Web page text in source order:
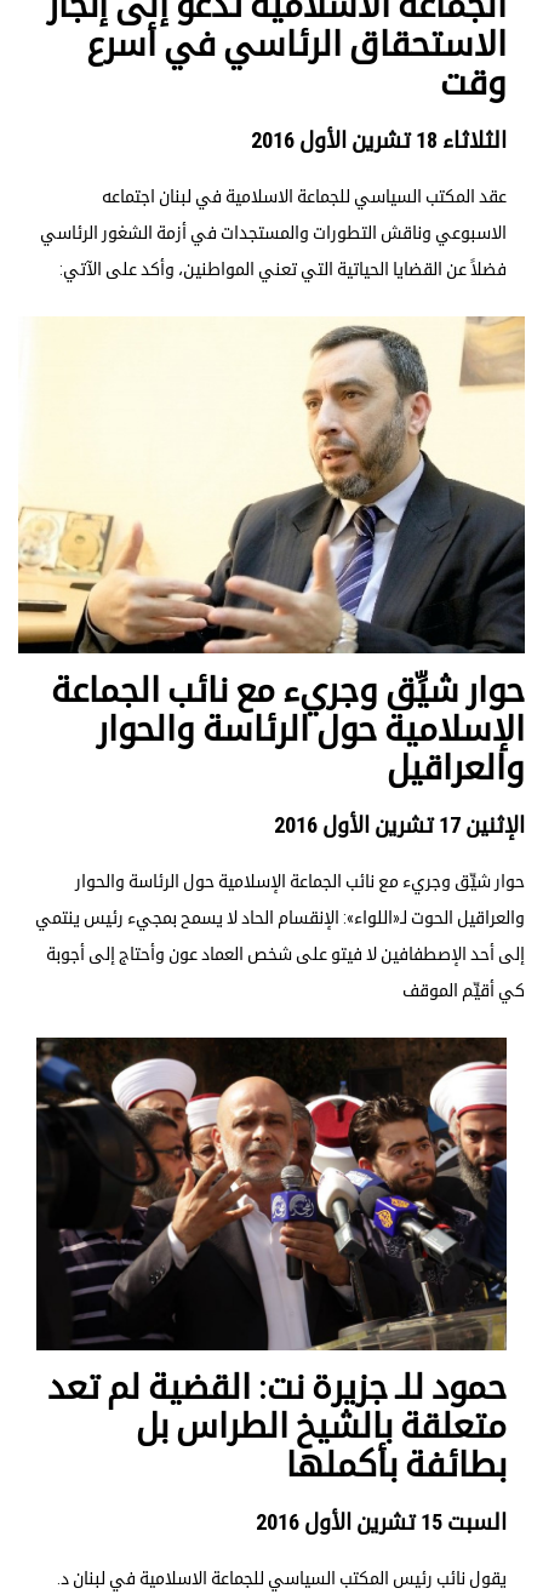
الاستحقاق الرئاسي في أسرع
وقت
الثلاثاء 18 تشرين الأول 2016
عقد المكتب السياسي للجماعة الاسلامية في لبنان اجتماعه
الاسبوعي وناقش التطورات والمستجدات في أزمة الشغور الرئاسي
فضلاً عن القضايا الحياتية التي تعني المواطنين، وأكد على الآتي:
حوار شيِّق وجريء مع نائب الجماعة
الإسلامية حول الرئاسة والحوار
والعراقيل
الإثنين 17 تشرين الأول 2016
حوار شيِّق وجريء مع نائب الجماعة الإسلامية حول الرئاسة والحوار
والعراقيل الحوت لـ«اللواء»: الإنقسام الحاد لا يسمح بمجيء رئيس ينتمي
إلى أحد الإصطفافين لا فيتو على شخص العماد عون وأحتاج إلى أجوبة
كي أقيِّم الموقف
حمود للـ جزيرة نت: القضية لم تعد
متعلقة بالشيخ الطراس بل
بطائفة بأكملها
السبت 15 تشرين الأول 2016
يقول نائب رئيس المكتب السياسي للجماعة الاسلامية في لبنان د.